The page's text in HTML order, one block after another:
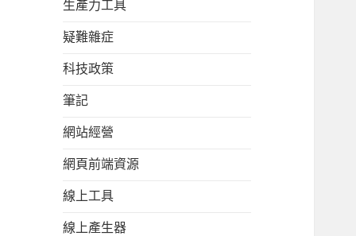
生產力工具
疑難雜症
科技政策
筆記
網站經營
網頁前端資源
線上工具
線上產生器